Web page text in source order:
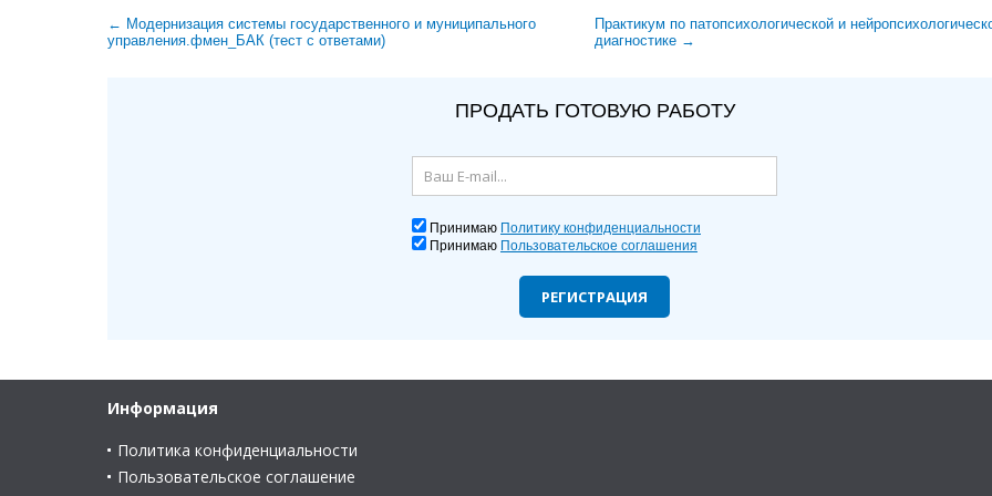
← Модернизация системы государственного и муниципального
управления.фмен_БАК (тест с ответами)
Практикум по патопсихологической и
диагностике →
ПРОДАТЬ ГОТОВУЮ РАБОТУ
Принимаю Политику конфиденциальности
Принимаю Пользовательское соглашения
РЕГИСТРАЦИЯ
Информация
Политика конфиденциальности
Пользовательское соглашение